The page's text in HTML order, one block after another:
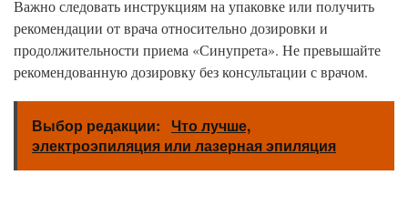
Важно следовать инструкциям на упаковке или получить
рекомендации от врача относительно дозировки и
продолжительности приема «Синупрета». Не превышайте
рекомендованную дозировку без консультации с врачом.
Выбор редакции: Что лучше,
электроэпиляция или лазерная эпиляция